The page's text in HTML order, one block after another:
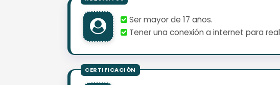
Ser mayor de 17 años.
Tener una conexión a internet para